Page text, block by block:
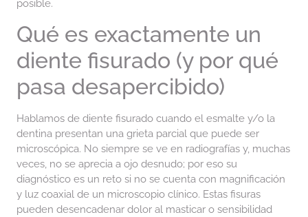
posible.
Qué es exactamente un
diente fisurado (y por qué
pasa desapercibido)
Hablamos de diente fisurado cuando el esmalte y/o la
dentina presentan una grieta parcial que puede ser
microscópica. No siempre se ve en radiografías y, muchas
veces, no se aprecia a ojo desnudo; por eso su
diagnóstico es un reto si no se cuenta con magnificación
y luz coaxial de un microscopio clínico. Estas fisuras
pueden desencadenar dolor al masticar o sensibilidad